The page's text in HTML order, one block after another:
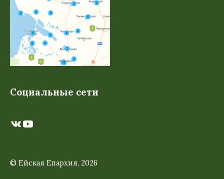
Социальные сети
ВКонтакте
YouTube
© Ейская Епархия, 2026